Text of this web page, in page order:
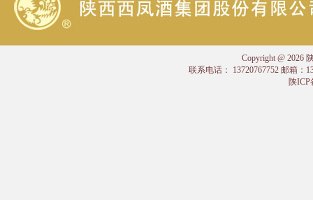
Copyright @ 2026
联系电话： 13720767752 邮箱：
陕ICP